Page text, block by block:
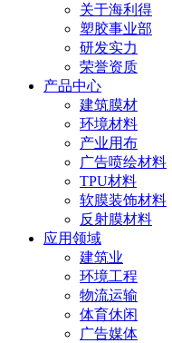
关于海利得
塑胶事业部
研发实力
荣誉资质
产品中心
建筑膜材
环境材料
产业用布
广告喷绘材料
TPU材料
软膜装饰材料
反射膜材料
应用领域
建筑业
环境工程
物流运输
体育休闲
广告媒体